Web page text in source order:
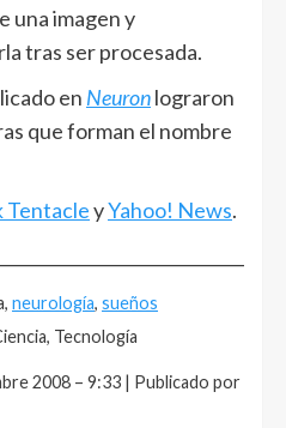
una imagen y
tras ser procesada.
en Neuronlograron
que forman el nombre
TentacleyYahoo! News.
neurología, sueños
Tecnología
2008 – 9:33 | Publicado por